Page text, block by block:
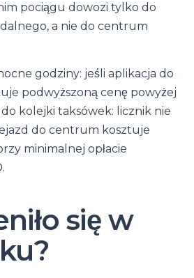
pociągu dowozi tylko do
a nie do centrum
godziny: jeśli aplikacja do
podwyższoną cenę powyżej
do kolejki taksówek: licznik nie
do centrum kosztuje
minimalnej opłacie
się w